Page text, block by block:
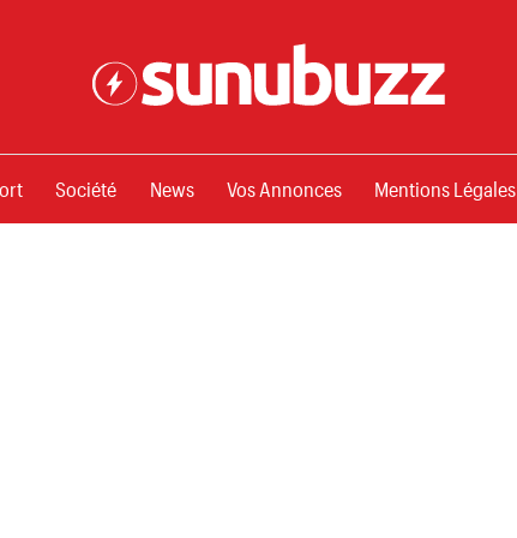
Société News Vos Annonces Mentions Légales